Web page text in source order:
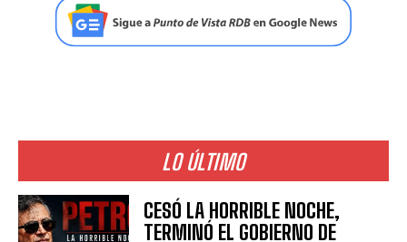
LO ÚLTIMO
CESÓ LA HORRIBLE NOCHE,
TERMINÓ EL GOBIERNO DE